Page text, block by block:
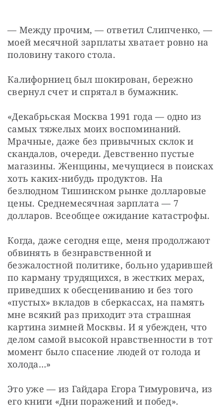
— Между прочим, — ответил Слипченко, —
моей месячной зарплаты хватает ровно на
половину такого стола.
Калифорниец был шокирован, бережно
свернул счет и спрятал в бумажник.
«Декабрьская Москва 1991 года — одно из
самых тяжелых моих воспоминаний.
Мрачные, даже без привычных склок и
скандалов, очереди. Девственно пустые
магазины. Женщины, мечущиеся в поисках
хоть каких-нибудь продуктов. На
безлюдном Тишинском рынке долларовые
цены. Среднемесячная зарплата — 7
долларов. Всеобщее ожидание катастрофы.
Когда, даже сегодня еще, меня продолжают
обвинять в безнравственной и
безжалостной политике, больно ударившей
по карману трудящихся, в жестких мерах,
приведших к обесцениванию и без того
«пустых» вкладов в сберкассах, на память
мне всякий раз приходит эта страшная
картина зимней Москвы. И я убежден, что
делом самой высокой нравственности в тот
момент было спасение людей от голода и
холода…»
Это уже — из Гайдара Егора Тимуровича, из
его книги «Дни поражений и побед».